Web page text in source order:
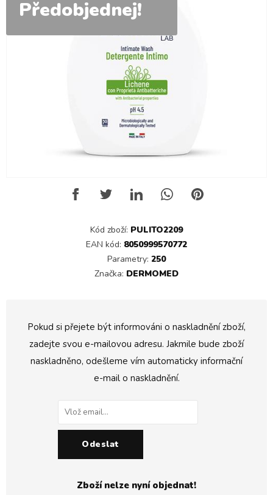
Předobjednej!
Kód zboží: PULITO2209
EAN kód: 8050999570772
Parametry: 250
Značka: DERMOMED
Pokud si přejete být informováni o naskladnění zboží,
zadejte svou e-mailovou adresu. Jakmile bude zboží
naskladněno, odešleme vím automaticky informační
e-mail o naskladnění.
Odeslat
Zboží nelze nyní objednat!